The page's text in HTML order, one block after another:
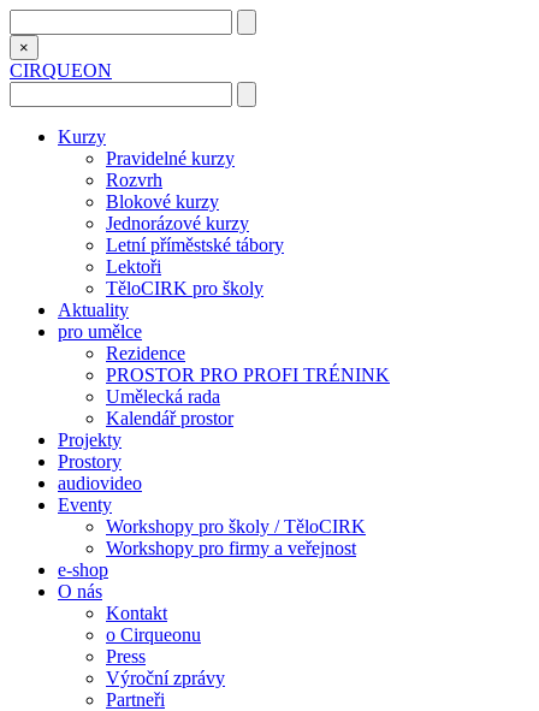
×
CIRQUEON
Kurzy
Pravidelné kurzy
Rozvrh
Blokové kurzy
Jednorázové kurzy
Letní příměstské tábory
Lektoři
TěloCIRK pro školy
Aktuality
pro umělce
Rezidence
PROSTOR PRO PROFI TRÉNINK
Umělecká rada
Kalendář prostor
Projekty
Prostory
audiovideo
Eventy
Workshopy pro školy / TěloCIRK
Workshopy pro firmy a veřejnost
e-shop
O nás
Kontakt
o Cirqueonu
Press
Výroční zprávy
Partneři